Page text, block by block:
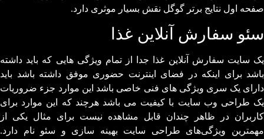
صفحه اول نتایج برتر گوگل نقش بسیار موثری دارد.
سئو سفارش آنلاین غذا
یک سایت سفارش آنلاین غذا جدا از تمام ویژگی هایی که باید داشته
باشد برای اینکه در فضای اینترنت حضوری موفق داشته باشد باید
دارای یک سری ویژگی های فنی خاصی باشد این موارد جزء ضروریات
یک طراحی وب سایت با کیفیت می باشد هرچند که این موارد برای
کاربران در ظاهر چندان قابل مشاهده نیست برای مثال یکی از
مهمترین ویژگی‌های طراحی سایت بهینه سازی و سئو نام دارد.